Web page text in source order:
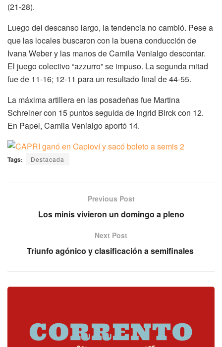
(21-28).
Luego del descanso largo, la tendencia no cambió. Pese a
que las locales buscaron con la buena conducción de
Ivana Weber y las manos de Camila Venialgo descontar.
El juego colectivo “azzurro” se impuso. La segunda mitad
fue de 11-16; 12-11 para un resultado final de 44-55.
La máxima artillera en las posadeñas fue Martina
Schreiner con 15 puntos seguida de Ingrid Birck con 12.
En Papel, Camila Venialgo aportó 14.
Tags: Destacada
Previous Post
Los minis vivieron un domingo a pleno
Next Post
Triunfo agónico y clasificación a semifinales